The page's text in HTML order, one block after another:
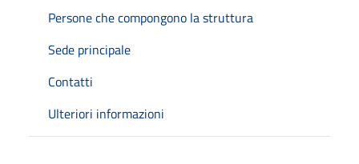
Persone che compongono la struttura
Sede principale
Contatti
Ulteriori informazioni